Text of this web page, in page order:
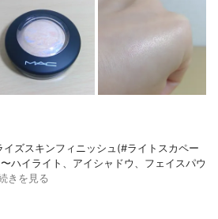
ズスキンフィニッシュ(#ライトスカペー
ハイライト、アイシャドウ、フェイスパウ
きを見る